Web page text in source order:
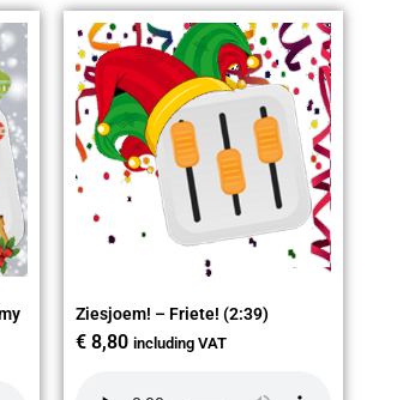
Ziesjoem! – Friete! (2:39)
€ 8,80 including VAT